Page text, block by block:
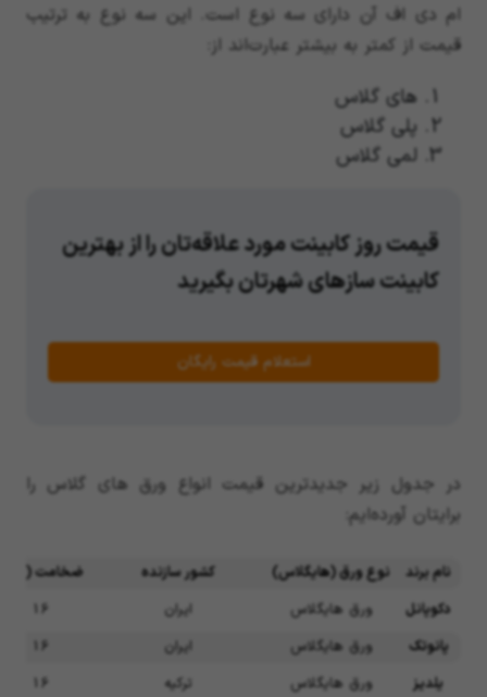
ام دی اف آن دارای سه نوع است. این سه نوع به ترتیب
قیمت از کمتر به بیشتر عبارت‌اند از:
های گلاس
پلی گلاس
لمی گلاس
قیمت روز کابینت مورد علاقه‌تان را از بهترین
کابینت سازهای شهرتان بگیرید
استعلام قیمت رایگان
در جدول زیر جدیدترین قیمت انواع ورق های گلاس را
برایتان آورده‌ایم:
نام برند نوع ورق (هایگلاس) کشور سازنده
ضخامت (mm)
دکوپانل
ورق هایگلاس ایران
16
پانوتک
ورق هایگلاس ایران
16
یلدیز
ورق هایگلاس ترکیه
16